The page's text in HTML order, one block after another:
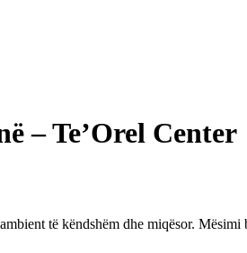
– Te’Orel Center
të këndshëm dhe miqësor.